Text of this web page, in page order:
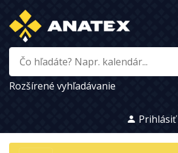
Rozšírené vyhľadávanie
Prihlásiť